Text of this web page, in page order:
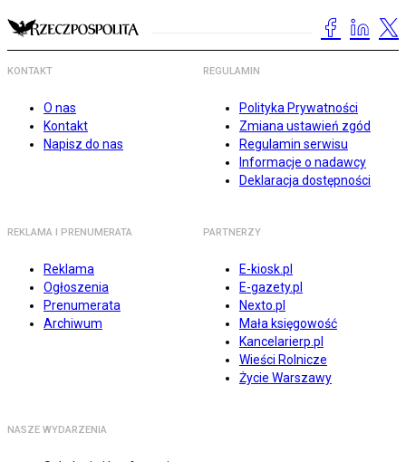
KONTAKT
O nas
Kontakt
Napisz do nas
REGULAMIN
Polityka Prywatności
Zmiana ustawień zgód
Regulamin serwisu
Informacje o nadawcy
Deklaracja dostępności
REKLAMA I PRENUMERATA
Reklama
Ogłoszenia
Prenumerata
Archiwum
PARTNERZY
E-kiosk.pl
E-gazety.pl
Nexto.pl
Mała księgowość
Kancelarierp.pl
Wieści Rolnicze
Życie Warszawy
NASZE WYDARZENIA